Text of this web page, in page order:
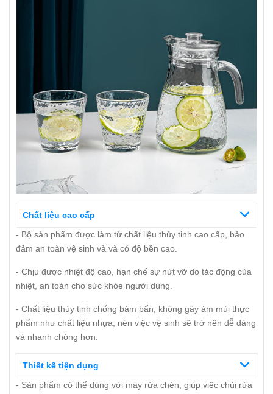
Chất liệu cao cấp
- Bộ sản phẩm được làm từ chất liệu thủy tinh cao cấp, bảo
đảm an toàn vệ sinh và và có độ bền cao.
- Chịu được nhiệt độ cao, hạn chế sự nứt vỡ do tác động của
nhiệt, an toàn cho sức khỏe người dùng.
- Chất liệu thủy tinh chống bám bẩn, không gây ám mùi thực
phẩm như chất liệu nhựa, nên việc vệ sinh sẽ trở nên dễ dàng
và nhanh chóng hơn.
Thiết kế tiện dụng
- Sản phẩm có thể dùng với máy rửa chén, giúp việc chùi rửa